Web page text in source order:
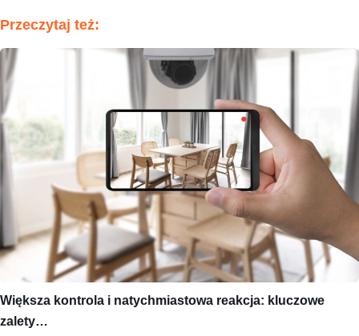
Przeczytaj też:
Większa kontrola i natychmiastowa reakcja: kluczowe
zalety…